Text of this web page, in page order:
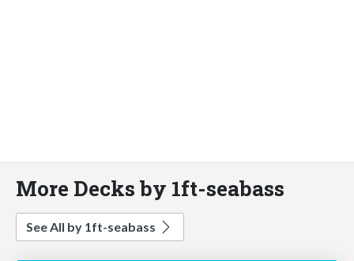
More Decks by 1ft-seabass
See All by 1ft-seabass